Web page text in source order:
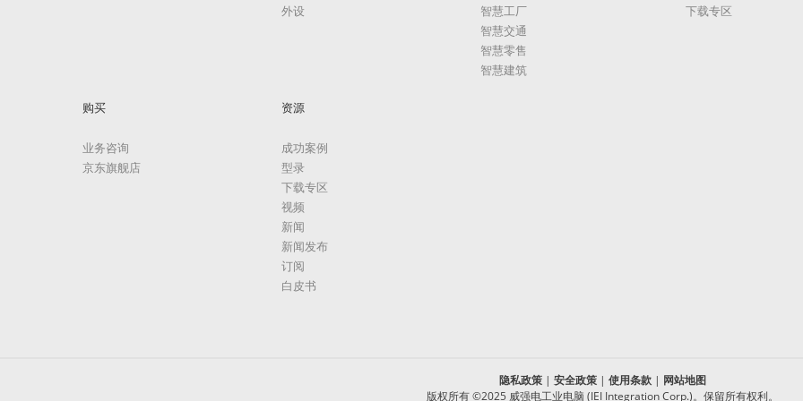
外设
智慧工厂
智慧交通
智慧零售
智慧建筑
下载专区
购买
业务咨询
京东旗舰店
资源
成功案例
型录
下载专区
视频
新闻
新闻发布
订阅
白皮书
隐私政策| 安全政策| 使用条款| 网站地图
版权所有 ©2025 威强电工业电脑 (IEI Integration Corp.)。保留所有权利。